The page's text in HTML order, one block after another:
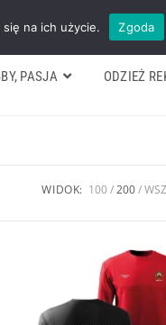
Formularz wyceny Kontakt
PASJA ODZIEŻ
WIDOK: 100 200
na ich użycie. Zgoda